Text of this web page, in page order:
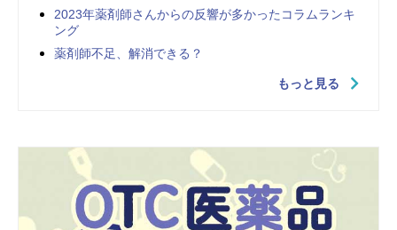
2023年薬剤師さんからの反響が多かったコラムランキ
ング
薬剤師不足、解消できる？
もっと見る